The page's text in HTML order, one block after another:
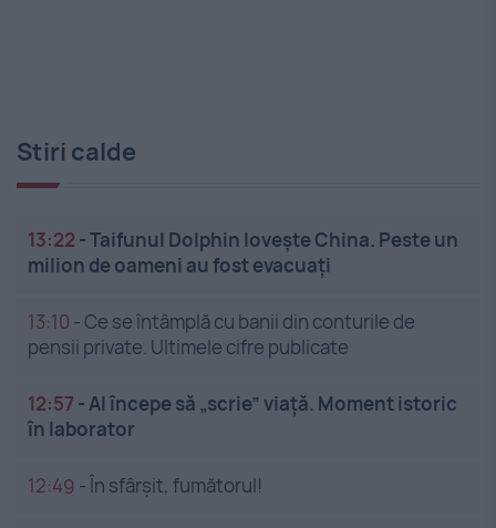
Stiri calde
13:22 -Taifunul Dolphin lovește China. Peste un
milion de oameni au fost evacuați
13:10 -Ce se întâmplă cu banii din conturile de
pensii private. Ultimele cifre publicate
12:57 -AI începe să „scrie” viață. Moment istoric
în laborator
12:49 -În sfârșit, fumătorul!